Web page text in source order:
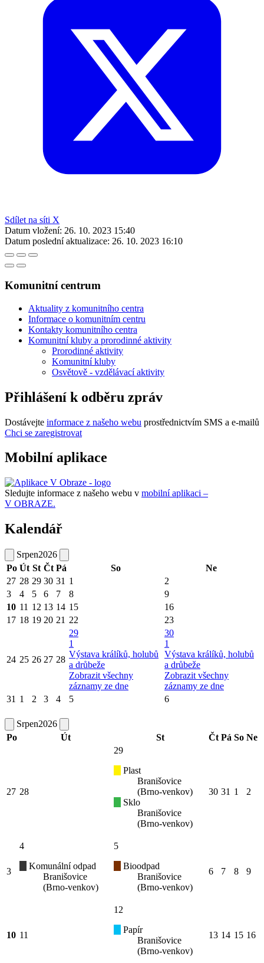
Sdílet na síti X
Datum vložení: 26. 10. 2023 15:40
Datum poslední aktualizace: 26. 10. 2023 16:10
Komunitní centrum
Aktuality z komunitního centra
Informace o komunitním centru
Kontakty komunitního centra
Komunitní kluby a prorodinné aktivity
Prorodinné aktivity
Komunitní kluby
Osvětově - vzdělávací aktivity
Přihlášení k odběru zpráv
Dostávejte informace z našeho webu prostřednictvím SMS a e-mailů
Chci se zaregistrovat
Mobilní aplikace
Sledujte informace z našeho webu v mobilní aplikaci –
V OBRAZE.
Kalendář
Srpen2026
Po Út St Čt Pá So
Ne
27 28 29 30 31 1
2
3
4 5 6 7 8
9
10 11 12 13 14 15
16
17 18 19 20 21 22 23
24 25 26 27 28
29
1
Výstava králíků, holubů
a drůbeže
Zobrazit všechny
záznamy ze dne
30
1
Výstava králíků, holubů
a drůbeže
Zobrazit všechny
záznamy ze dne
31 1 2 3 4 5 6
Srpen2026
Po
Út St Čt Pá So Ne
27 28
29
Plast
Branišovice
(Brno-venkov)
Sklo
Branišovice
(Brno-venkov)
30 31 1 2
3
4
Komunální odpad
Branišovice
(Brno-venkov)
5
Bioodpad
Branišovice
(Brno-venkov)
6 7 8 9
10 11
12
Papír
Branišovice
(Brno-venkov)
13 14 15 16